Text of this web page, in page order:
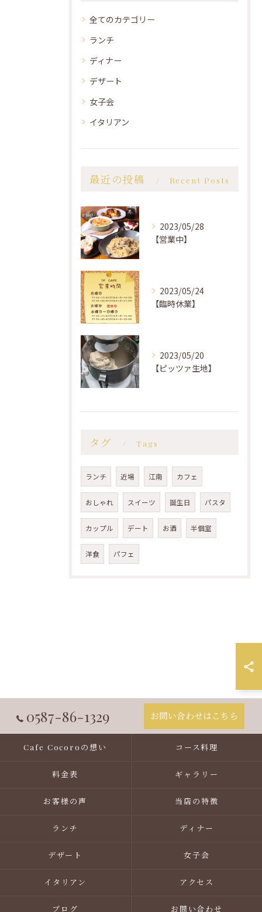
全てのカテゴリー
ランチ
ディナー
デザート
女子会
イタリアン
最近の投稿 Recent Posts
2023/05/28
【営業中】
2023/05/24
【臨時休業】
2023/05/20
【ピッツァ生地】
タグ Tags
ランチ 近場 江南 カフェ
おしゃれ スイーツ 誕生日 パスタ
カップル デート お酒 半個室
洋食 パフェ
0587-86-1329 お問い合わせはこちら
Cafe Cocoroの想い コース料理
料金表 ギャラリー
お客様の声 当店の特徴
ランチ ディナー
デザート 女子会
イタリアン アクセス
ブログ お問い合わせ